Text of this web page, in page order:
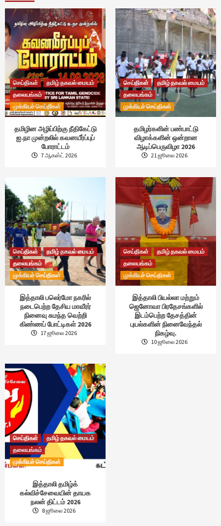
செய்திகள்
தமிழ் தகவல் மையம்
தலையங்கம்
முக்கியச் செய்திகள்
தமிழின அழிப்பிற்கு நீதிகேட்டு
ஐ.நா முன்றலில் கவனயீர்ப்புப்
போராட்டம்
7 ஆகஸ்ட் 2026
செய்திகள்
தமிழ் தகவல் மையம்
தலையங்கம்
முக்கியச் செய்திகள்
தமிழர்களின் பண்பாட்டு
விழாக்களின் ஒன்றான
ஆடிப்பெருவிழா 2026
21 ஜூலை 2026
செய்திகள்
தமிழ் தகவல் மையம்
தலையங்கம்
முக்கியச் செய்திகள்
இத்தாலி பலெர்மோ நகரில்
நடைபெற்ற தேசிய மாவீரர்
நினைவு சுமந்த வெற்றி
கிண்ணப் போட்டிகள் 2026
17 ஜூலை 2026
செய்திகள்
தமிழ் தகவல் மையம்
தலையங்கம்
முக்கியச் செய்திகள்
இத்தாலி பியல்லா மற்றும்
ஜெனோவா பிரதேசங்களில்
இடம்பெற்ற தேசத்தின்
புயல்களின் நினைவேந்தல்
நிகழ்வு.
10 ஜூலை 2026
செய்திகள்
தமிழ் தகவல் மையம்
தலையங்கம்
முக்கியச் செய்திகள்
இத்தாலி தமிழ்க்
கல்விச்சேவையின் தாயக
நலன் திட்டம் 2026
8 ஜூலை 2026